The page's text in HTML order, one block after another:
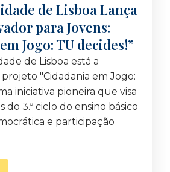
de Lisboa Lança
para Jovens:
Jogo: TU decides!”
de Lisboa está a
"Cidadania em Jogo:
iniciativa pioneira que visa
do 3.º ciclo do ensino básico
e participação